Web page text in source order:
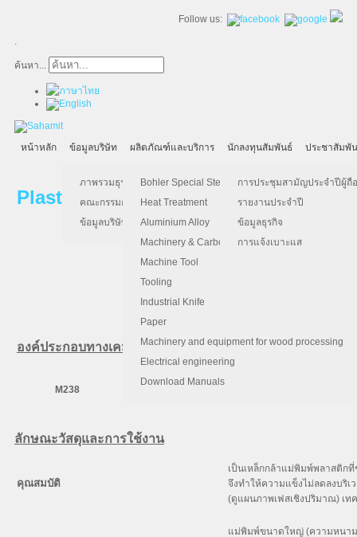
Follow us:
.
ค้นหา...
หน้าหลัก ข้อมูลบริษัท
ภาพรวมธุรกิจ
คณะกรรมการบริษัท
ข้อมูลบริษัท
ผลิตภัณฑ์และบริการ
Bohler Special Steel
Heat Treatment
Aluminium Alloy
Machinery & Carbon Steels
Machine Tool
Tooling
Industrial Knife
Paper
Machinery and equipment for wood processing
Electrical engineering
Download Manuals
นักลงทุนสัมพันธ์
การประชุมสามัญประจำปีผู้ถื
รายงานประจำปี
ข้อมูลธุรกิจ
การแจ้งเบาะแส
ประชาสัมพั
Plastic Mould Steel (เหล็กทำแม่พิมพ์พ
องค์ประกอบทางเคมี (เฉลี่ย %)
M238
ลักษณะวัสดุและการใช้งาน
คุณสมบัติ
เป็นเหล็กกล้าแม่พิมพ์พลาสติกที่
จึงทำให้ความแข็งไม่ลดลงบริ
(ดูแผนภาพเฟสเชิงปริมาณ) เท
แม่พิมพ์ขนาดใหญ่ (ความหนาม